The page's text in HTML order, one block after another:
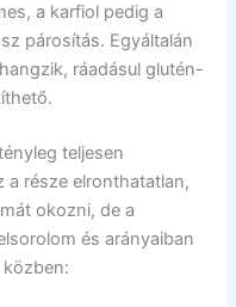
a karfiol pedig a
párosítás. Egyáltalán
ráadásul glutén-
teljesen
a része elronthatatlan,
okozni, de a
és arányaiban